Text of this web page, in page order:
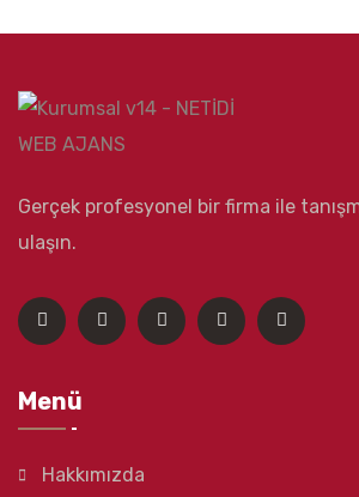
Gerçek profesyonel bir firma ile
ulaşın.
Menü
Hakkımızda